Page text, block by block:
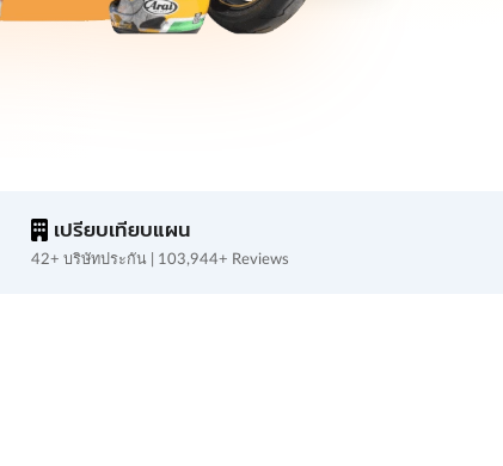
เปรียบเทียบแผน
42+ บริษัทประกัน | 103,944+ Reviews